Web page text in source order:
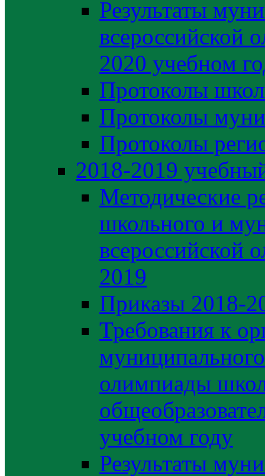
Результаты
всероссийской
2020 учебном
Протоколы
Протоколы
Протоколы
2018-2019
Методические
школьного и
всероссийской
2019
Приказы 2018-
Требования к
олимпиады
учебном году
Результаты